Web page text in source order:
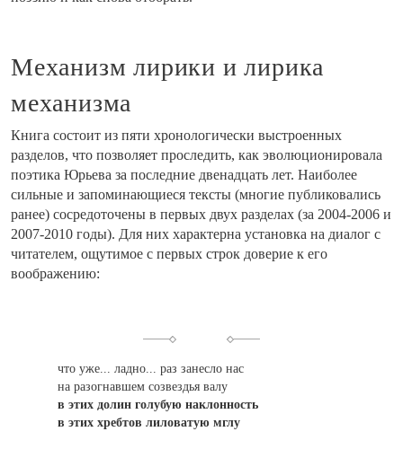
Механизм лирики и лирика
механизма
Книга состоит из пяти хронологически выстроенных
разделов, что позволяет проследить, как эволюционировала
поэтика Юрьева за последние двенадцать лет. Наиболее
сильные и запоминающиеся тексты (многие публиковались
ранее) сосредоточены в первых двух разделах (за 2004-2006 и
2007-2010 годы). Для них характерна установка на диалог с
читателем, ощутимое с первых строк доверие к его
воображению:
что уже... ладно... раз занесло нас
на разогнавшем созвездья валу
в этих долин голубую наклонность
в этих хребтов лиловатую мглу